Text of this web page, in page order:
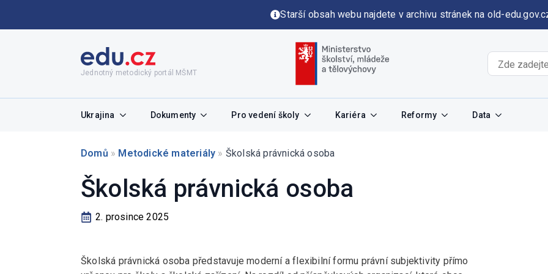
Starší obsah webu najdete v archivu stránek na old-
Jednotný metodický portál MŠMT
Ukrajina Dokumenty Pro vedení školy Kariéra Reformy Data
Domů » Metodické materiály » Školská právnická osoba
Školská právnická osoba
2. prosince 2025
Školská právnická osoba představuje moderní a flexibilní formu právní subjektivity přímo